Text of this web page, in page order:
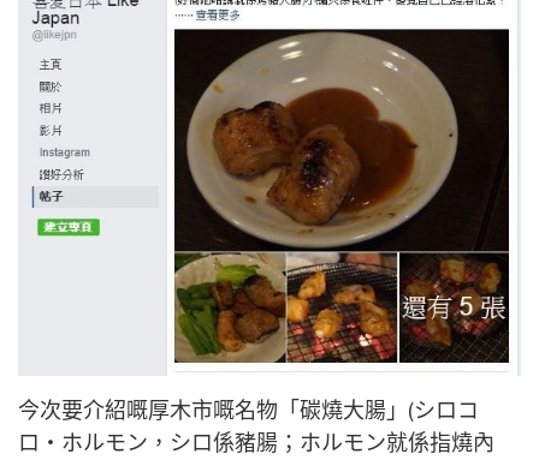
今次要介紹嘅厚木市嘅名物「碳燒大腸」(シロコ
ロ・ホルモン，シロ係豬腸；ホルモン就係指燒內